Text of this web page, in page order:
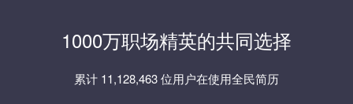
1000万职场精英的共同选择
累计 11,128,463 位用户在使用全民简历